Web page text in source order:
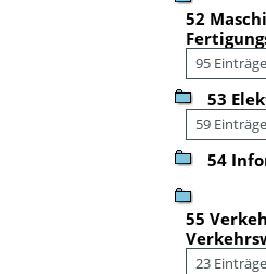
52
95 Einträge
53
59 Einträge
54
55
23 Einträge